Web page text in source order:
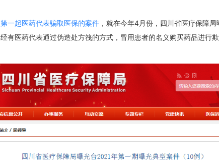
一起医药代表骗取医保的案件 ，就在今年4月份，四川省医疗保障
有医药代表通过伪造处方筏的方式，冒用患者的名义购买药品进行